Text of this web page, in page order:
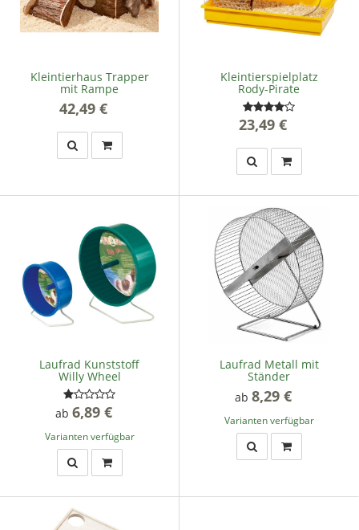
Kleintierhaus Trapper
mit Rampe
42,49 €
Kleintierspielplatz
Rody-Pirate
23,49 €
Laufrad Kunststoff
Willy Wheel
ab 6,89 €
Varianten verfügbar
Laufrad Metall mit
Ständer
ab 8,29 €
Varianten verfügbar